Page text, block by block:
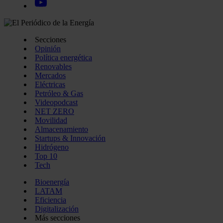
Secciones
Opinión
Política energética
Renovables
Mercados
Eléctricas
Petróleo & Gas
Videopodcast
NET ZERO
Movilidad
Almacenamiento
Startups & Innovación
Hidrógeno
Top 10
Tech
Bioenergía
LATAM
Eficiencia
Digitalización
Más secciones